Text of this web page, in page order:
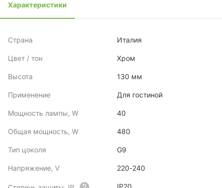
Характеристики
Страна Италия
Цвет / тон Хром
Высота 130 мм
Применение Для гостиной
Мощность лампы, W 40
Общая мощность, W 480
Тип цоколя G9
Напряжение, V 220-240
IP20